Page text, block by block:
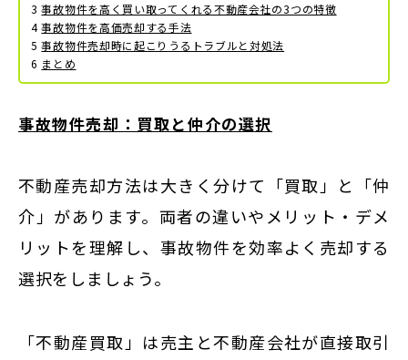
3事故物件を高く買い取ってくれる不動産会社の3つの特徴
4事故物件を高価売却する手法
5事故物件売却時に起こりうるトラブルと対処法
6 まとめ
事故物件売却：買取と仲介の選択
不動産売却方法は大きく分けて「買取」と「仲
介」があります。両者の違いやメリット・デメ
リットを理解し、事故物件を効率よく売却する
選択をしましょう。
「不動産買取」は売主と不動産会社が直接取引